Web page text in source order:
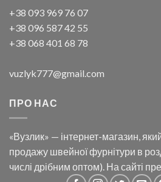
+38 093 969 76 07
+38 096 587 42 55
+38 068 401 68 78
vuzlyk777@gmail.com
ПРО НАС
«Вузлик» — інтернет-магазин,
продажу швейної фурнітури в
числі дрібним оптом). На сайті